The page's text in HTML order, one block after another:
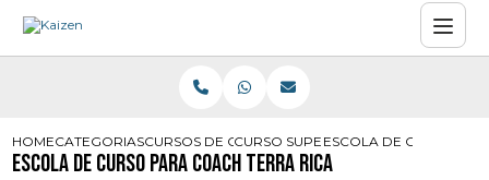
HOMECATEGORIASCURSOS DE COACHCURSO SUPERIOR DE COACH
ESCOLA DE CURSO
Escola de Curso para Coach Terra Rica